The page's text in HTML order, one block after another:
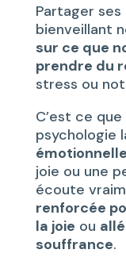
Partager ses
bienveillant
sur ce que
prendre du
stress ou
C’est ce
psychologie
joie ou une
écoute
renforcée
la joie ou
souffrance.